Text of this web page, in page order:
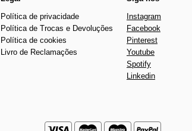
Política de privacidade
Política de Trocas e Devoluções
Política de cookies
Livro de Reclamações
Instagram
Facebook
Pinterest
Youtube
Spotify
Linkedin